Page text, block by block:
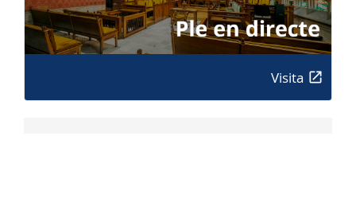
Visita